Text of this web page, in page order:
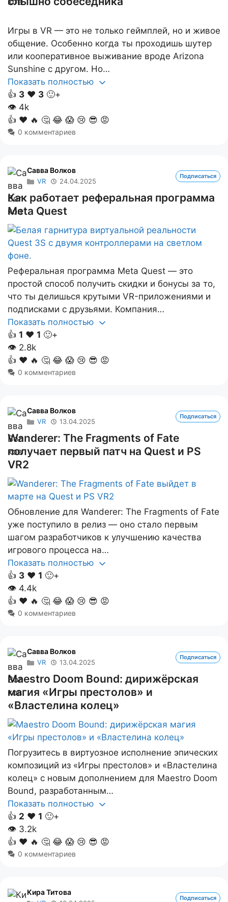
Игры в VR — это не только геймплей, но и живое
общение. Особенно когда ты проходишь шутер
или кооперативное выживание вроде Arizona
Sunshine с другом. Но…
Показать полностью
👍 3 ❤️ 3 🙂+
👁 4k
👍 ❤️ 🔥 🤔 😂 😱 😢 😎 😡
0 комментариев
Савва Волков
VR 24.04.2025
Подписаться
Как работает реферальная программа
Meta Quest
Реферальная программа Meta Quest — это
простой способ получить скидки и бонусы за то,
что ты делишься крутыми VR-приложениями и
подписками с друзьями. Компания…
Показать полностью
👍 1 ❤️ 1 🙂+
👁 2.8k
👍 ❤️ 🔥 🤔 😂 😱 😢 😎 😡
0 комментариев
Савва Волков
VR 13.04.2025
Подписаться
Wanderer: The Fragments of Fate
получает первый патч на Quest и PS
VR2
Обновление для Wanderer: The Fragments of Fate
уже поступило в релиз — оно стало первым
шагом разработчиков к улучшению качества
игрового процесса на…
Показать полностью
👍 3 ❤️ 1 🙂+
👁 4.4k
👍 ❤️ 🔥 🤔 😂 😱 😢 😎 😡
0 комментариев
Савва Волков
VR 13.04.2025
Подписаться
Maestro Doom Bound: дирижёрская
магия «Игры престолов» и
«Властелина колец»
Погрузитесь в виртуозное исполнение эпических
композиций из «Игры престолов» и «Властелина
колец» с новым дополнением для Maestro Doom
Bound, разработанным…
Показать полностью
👍 2 ❤️ 1 🙂+
👁 3.2k
👍 ❤️ 🔥 🤔 😂 😱 😢 😎 😡
0 комментариев
Кира Титова
Подписаться